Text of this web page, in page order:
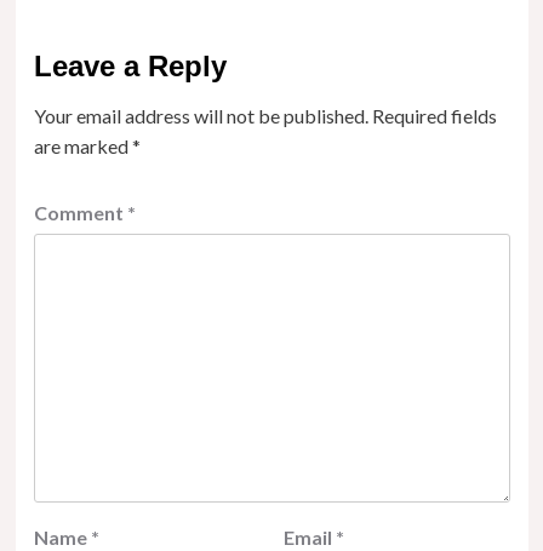
Leave a Reply
Your email address will not be published. Required fields
are marked*
Comment *
Name * Email *